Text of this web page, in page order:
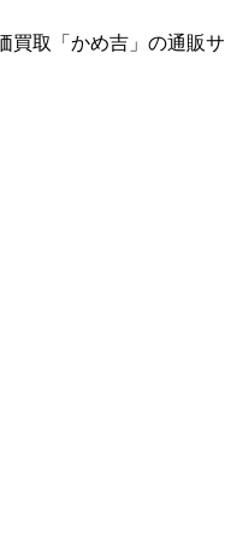
買取「かめ吉」の通販